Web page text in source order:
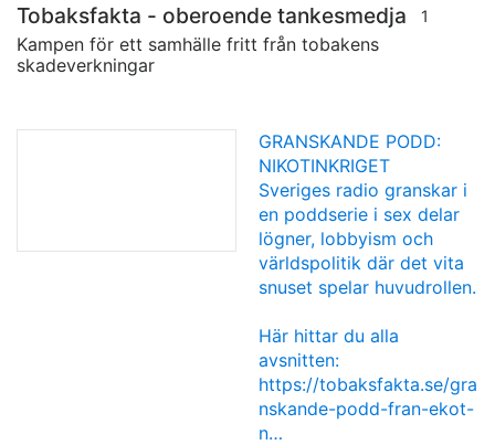
Tobaksfakta - oberoende tankesmedja 1
Kampen för ett samhälle fritt från tobakens
skadeverkningar
GRANSKANDE PODD:
NIKOTINKRIGET
Sveriges radio granskar i
en poddserie i sex delar
lögner, lobbyism och
världspolitik där det vita
snuset spelar huvudrollen.
Här hittar du alla
avsnitten:
https://tobaksfakta.se/gra
nskande-podd-fran-ekot-
n…